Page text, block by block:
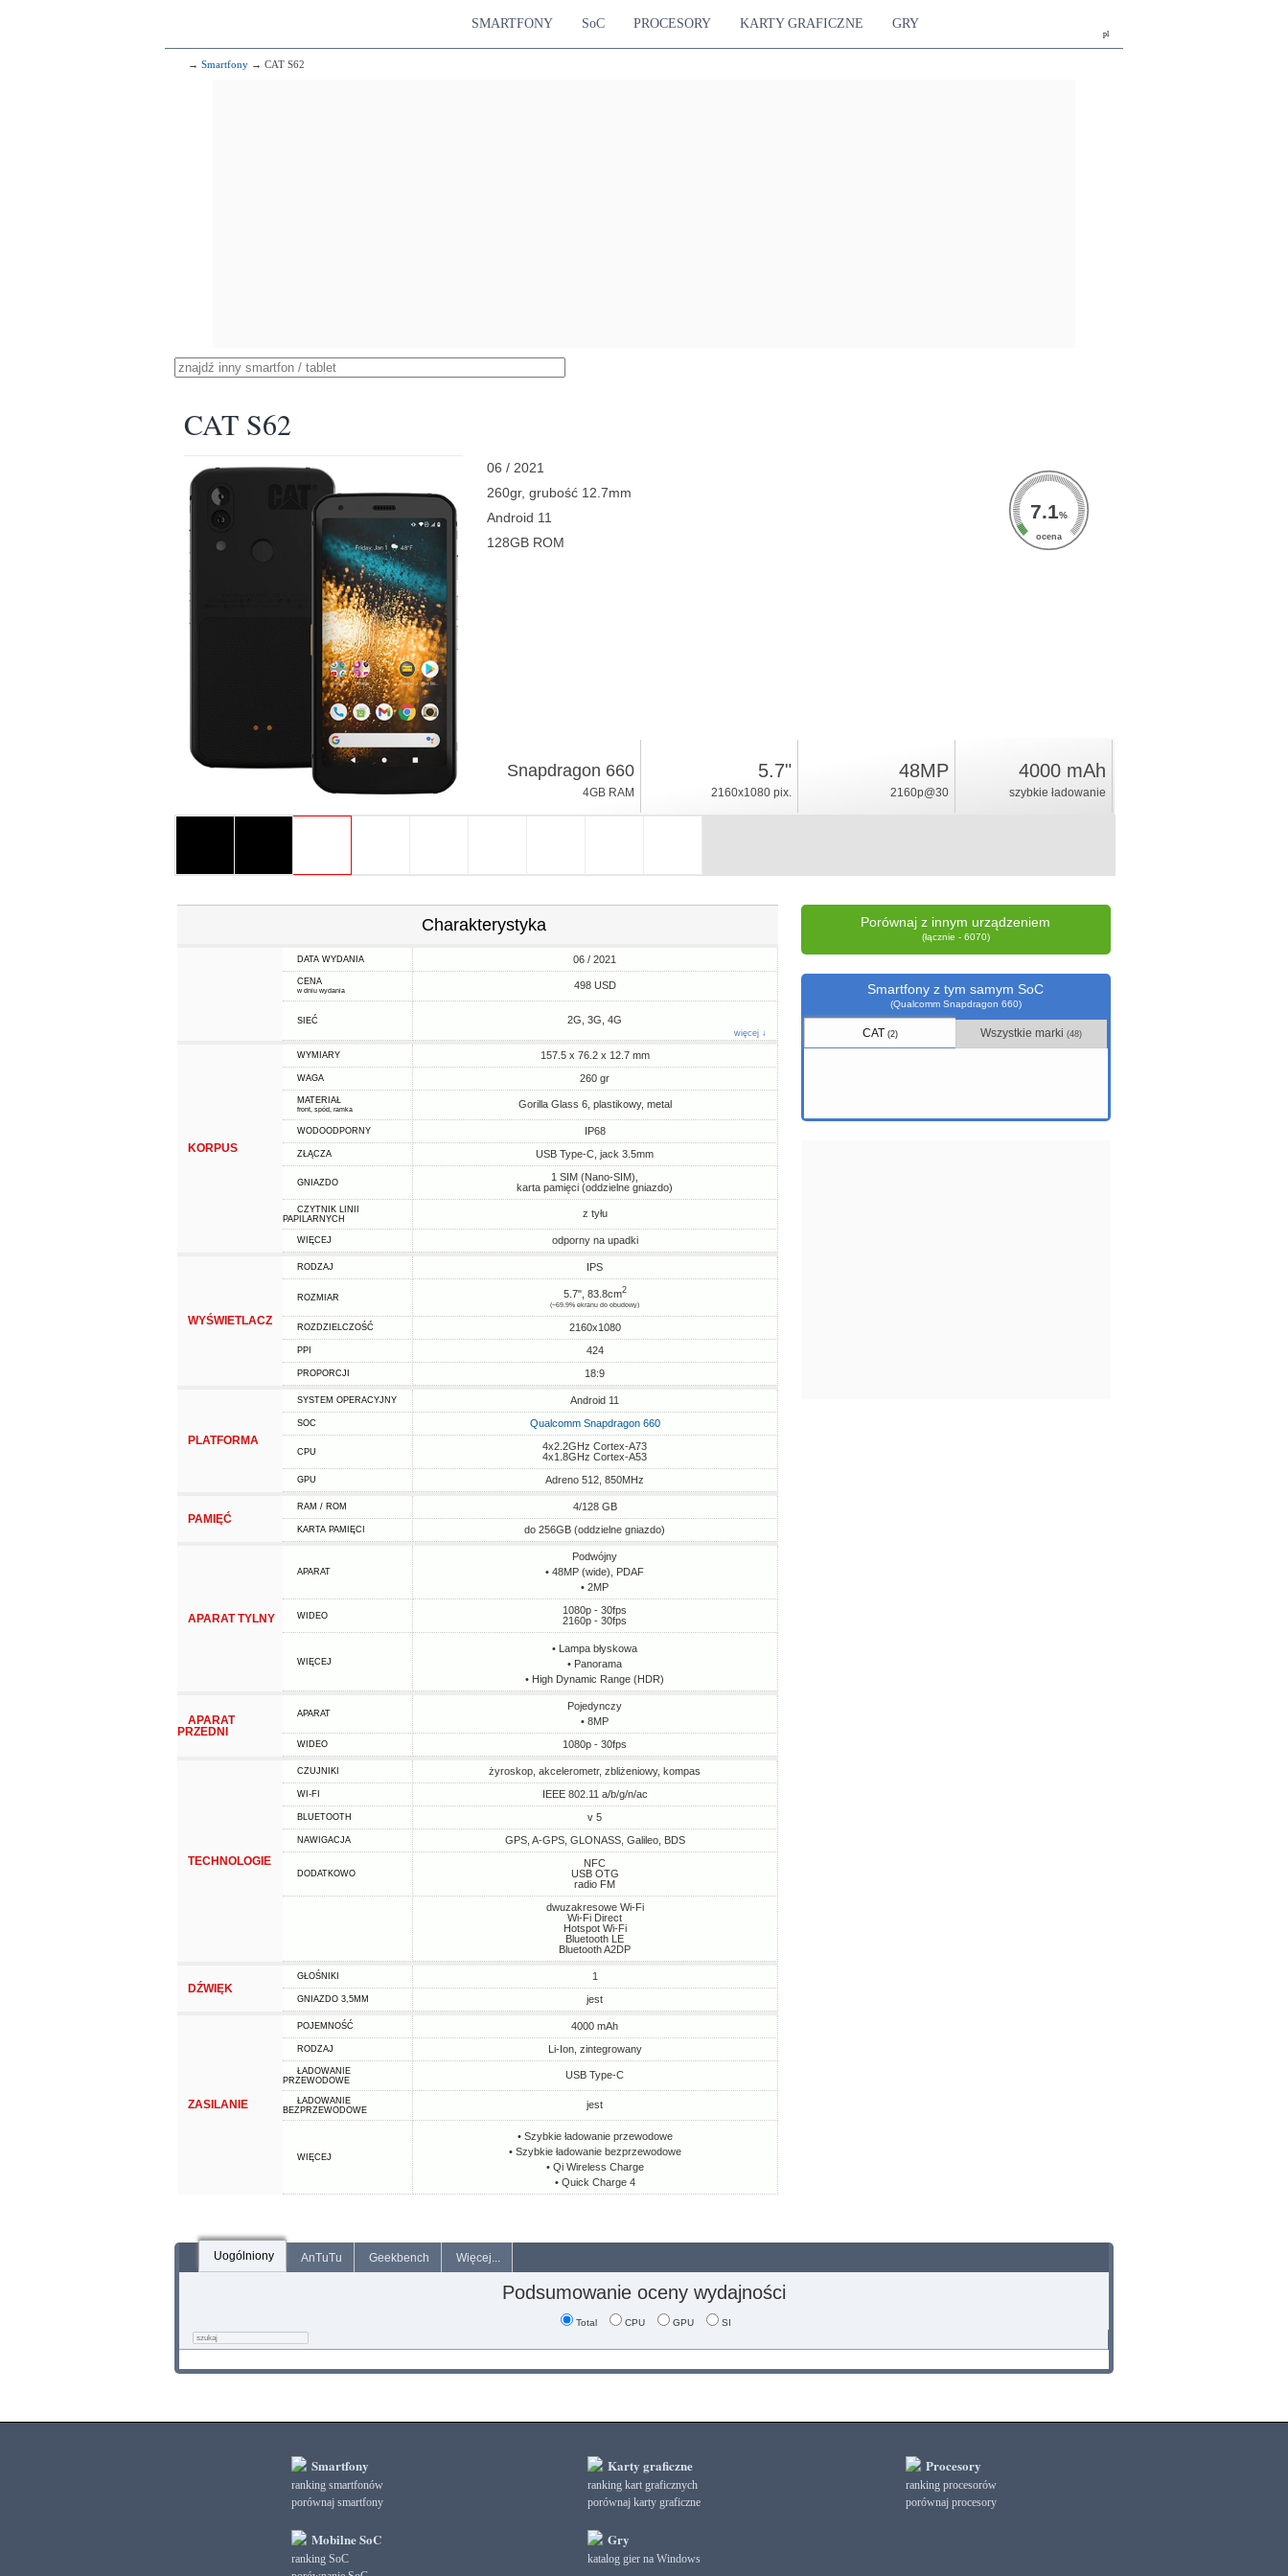
pl
SMARTFONY SoC PROCESORY KARTY GRAFICZNE GRY
→ Smartfony → CAT S62
CAT S62
06 / 2021
260gr, grubość 12.7mm
Android 11
128GB ROM
7.1%
ocena
Snapdragon 660
4GB RAM
5.7"
2160x1080 pix.
48MP
2160p@30
4000 mAh
szybkie ładowanie
Charakterystyka
DATA WYDANIA 06 / 2021
CENA
w dniu wydania 498 USD
SIEĆ 2G, 3G, 4G
więcej ↓
KORPUS
WYMIARY 157.5 x 76.2 x 12.7 mm
WAGA 260 gr
MATERIAŁ
front, spód, ramka Gorilla Glass 6, plastikowy, metal
WODOODPORNY IP68
ZŁĄCZA USB Type-C, jack 3.5mm
GNIAZDO
1 SIM (Nano-SIM),
karta pamięci (oddzielne gniazdo)
CZYTNIK LINII
PAPILARNYCH
z tyłu
WIĘCEJ odporny na upadki
WYŚWIETLACZ
RODZAJ IPS
ROZMIAR 5.7", 83.8cm2
(~69.9% ekranu do obudowy)
ROZDZIELCZOŚĆ 2160x1080
PPI 424
PROPORCJI 18:9
PLATFORMA
SYSTEM OPERACYJNY Android 11
SOC Qualcomm Snapdragon 660
CPU
4x2.2GHz Cortex-A73
4x1.8GHz Cortex-A53
GPU Adreno 512, 850MHz
PAMIĘĆ
RAM / ROM 4/128 GB
KARTA PAMIĘCI do 256GB (oddzielne gniazdo)
APARAT TYLNY
APARAT
Podwójny
• 48MP (wide), PDAF
• 2MP
WIDEO
1080p - 30fps
2160p - 30fps
WIĘCEJ
• Lampa błyskowa
• Panorama
• High Dynamic Range (HDR)
APARAT
PRZEDNI
APARAT
Pojedynczy
• 8MP
WIDEO 1080p - 30fps
TECHNOLOGIE
CZUJNIKI żyroskop, akcelerometr, zbliżeniowy, kompas
WI-FI IEEE 802.11 a/b/g/n/ac
BLUETOOTH v 5
NAWIGACJA GPS, A-GPS, GLONASS, Galileo, BDS
DODATKOWO
NFC
USB OTG
radio FM
dwuzakresowe Wi-Fi
Wi-Fi Direct
Hotspot Wi-Fi
Bluetooth LE
Bluetooth A2DP
DŹWIĘK
GŁOŚNIKI 1
GNIAZDO 3,5MM jest
ZASILANIE
POJEMNOŚĆ 4000 mAh
RODZAJ Li-Ion, zintegrowany
ŁADOWANIE
PRZEWODOWE
USB Type-C
ŁADOWANIE
BEZPRZEWODOWE
jest
WIĘCEJ
• Szybkie ładowanie przewodowe
• Szybkie ładowanie bezprzewodowe
• Qi Wireless Charge
• Quick Charge 4
Porównaj z innym urządzeniem
(łącznie - 6070)
Smartfony z tym samym SoC
(Qualcomm Snapdragon 660)
CAT (2) Wszystkie marki(48)
Uogólniony AnTuTu Geekbench Więcej...
Podsumowanie oceny wydajności
Total CPU GPU SI
Smartfony
ranking smartfonów
porównaj smartfony
Mobilne SoC
ranking SoC
Karty graficzne
ranking kart graficznych
porównaj karty graficzne
Gry
katalog gier na Windows
Procesory
ranking procesorów
porównaj procesory